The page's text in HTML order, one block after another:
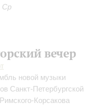
Ср
вечер
новой музыки
Санкт-Петербургской
Корсакова